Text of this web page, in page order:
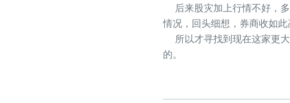
后来股灾加上行情不好，
情况，回头细想，券商收如此
所以才寻找到现在这家更
的。